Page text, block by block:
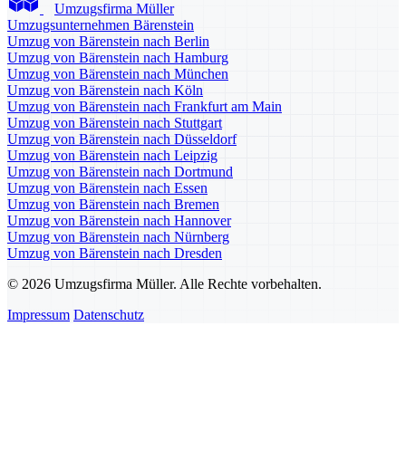
Umzugsfirma Müller
Umzugsunternehmen Bärenstein
Umzug von Bärenstein nach Berlin
Umzug von Bärenstein nach Hamburg
Umzug von Bärenstein nach München
Umzug von Bärenstein nach Köln
Umzug von Bärenstein nach Frankfurt am Main
Umzug von Bärenstein nach Stuttgart
Umzug von Bärenstein nach Düsseldorf
Umzug von Bärenstein nach Leipzig
Umzug von Bärenstein nach Dortmund
Umzug von Bärenstein nach Essen
Umzug von Bärenstein nach Bremen
Umzug von Bärenstein nach Hannover
Umzug von Bärenstein nach Nürnberg
Umzug von Bärenstein nach Dresden
© 2026 Umzugsfirma Müller. Alle Rechte vorbehalten.
Impressum Datenschutz